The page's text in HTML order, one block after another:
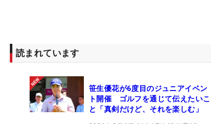
読まれています
笹生優花が6度目のジュニアイベン
ト開催 ゴルフを通じて伝えたいこ
と「真剣だけど、それを楽しむ」